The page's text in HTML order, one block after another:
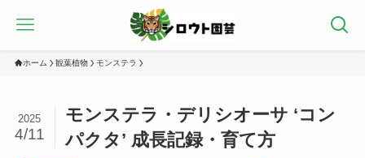
ホーム 観葉植物 モンステラ
モンステラ・デリシオーサ ‘コン
パクタ’ 成長記録・育て方
2025
4/11